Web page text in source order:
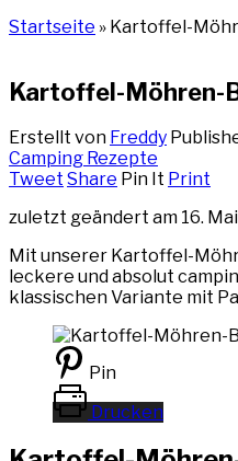
Startseite » Kartoffel-
Kartoffel-Möhren-
Erstellt von Freddy
Camping Rezepte
Tweet Share Pin It Print
zuletzt geändert am 16.
Mit unserer Kartoffel-
leckere und absolut
klassischen Variante mit
Pin
Drucken